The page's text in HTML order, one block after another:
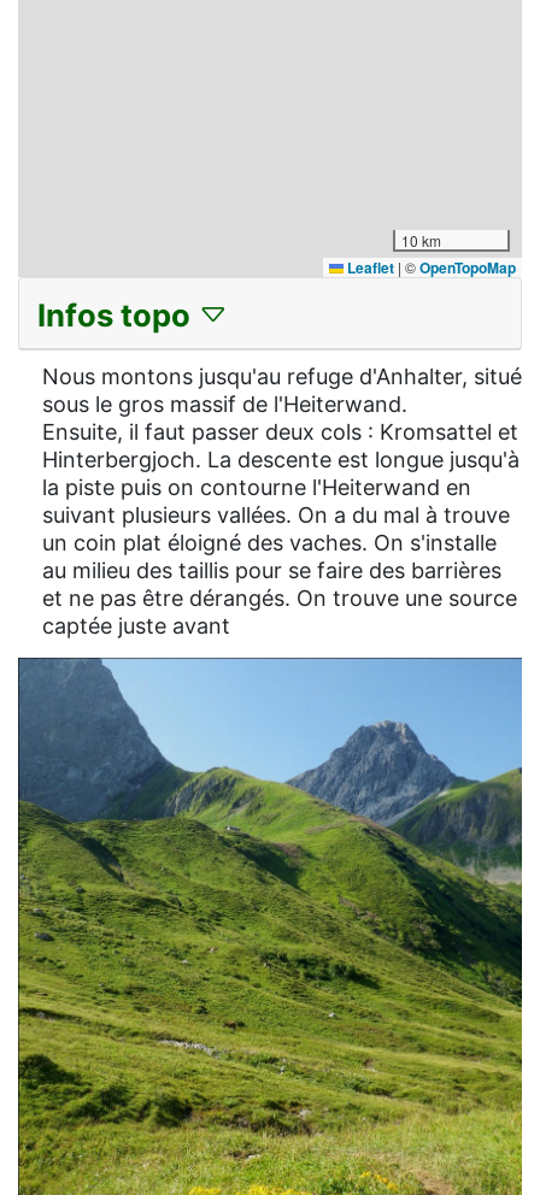
10 km
Leaflet | ©OpenTopoMap
Infos topo
Nous montons jusqu'au refuge d'Anhalter, situé
sous le gros massif de l'Heiterwand.
Ensuite, il faut passer deux cols : Kromsattel et
Hinterbergjoch. La descente est longue jusqu'à
la piste puis on contourne l'Heiterwand en
suivant plusieurs vallées. On a du mal à trouve
un coin plat éloigné des vaches. On s'installe
au milieu des taillis pour se faire des barrières
et ne pas être dérangés. On trouve une source
captée juste avant